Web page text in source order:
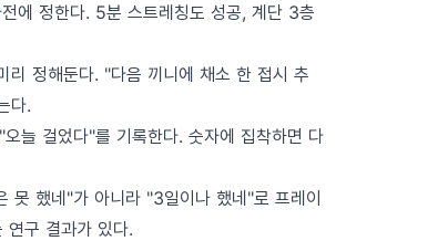
에 정한다. 5분 스트레칭도 성공, 계단 3층
리 정해둔다. "다음 끼니에 채소 한 접시 추
다.
늘 걸었다"를 기록한다. 숫자에 집착하면 다
못 했네"가 아니라 "3일이나 했네"로 프레이
연구 결과가 있다.